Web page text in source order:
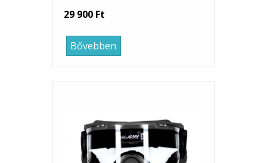
29 900 Ft
Bővebben